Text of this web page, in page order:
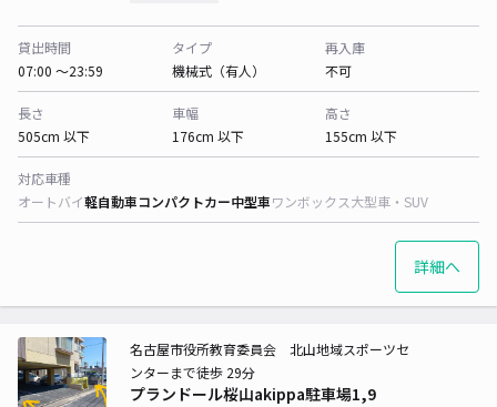
貸出時間
07:00 〜23:59
タイプ
機械式（有人）
再入庫
不可
長さ
505cm 以下
車幅
176cm 以下
高さ
155cm 以下
対応車種
オートバイ軽自動車コンパクトカー中型車ワンボックス大型車・SUV
詳細へ
プランドール桜山akippa駐車場1,9
名古屋市役所教育委員会 北山地域スポーツセ
ンターまで徒歩 29分